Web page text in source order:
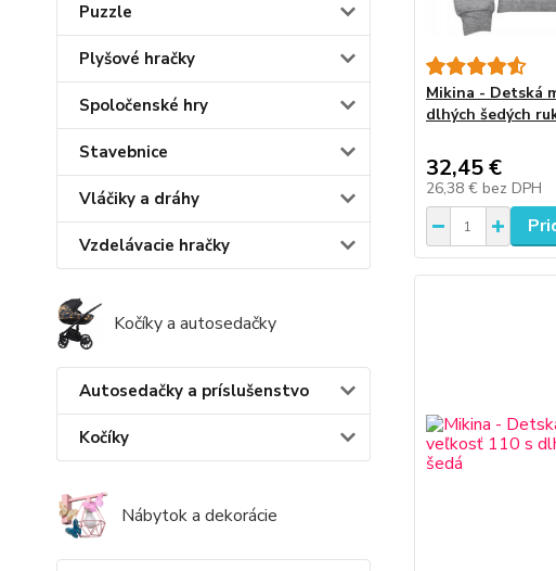
Puzzle
Plyšové hračky
Spoločenské hry
Stavebnice
Vláčiky a dráhy
Vzdelávacie hračky
Kočíky a autosedačky
Autosedačky a príslušenstvo
Kočíky
Nábytok a dekorácie
Mikina - Detská
dlhých šedých
32,45 €
26,38 € bez DPH